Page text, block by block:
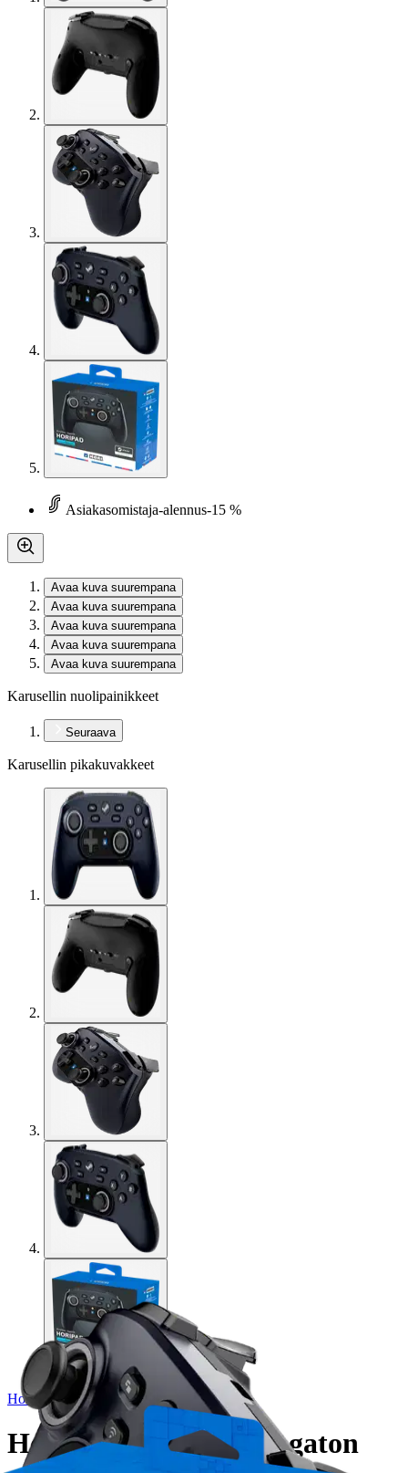
Asiakasomistaja-alennus-15 %
Avaa kuva suurempana
Avaa kuva suurempana
Avaa kuva suurempana
Avaa kuva suurempana
Avaa kuva suurempana
Karusellin nuolipainikkeet
Seuraava
Karusellin pikakuvakkeet
Hori
Horipad for Steam langaton